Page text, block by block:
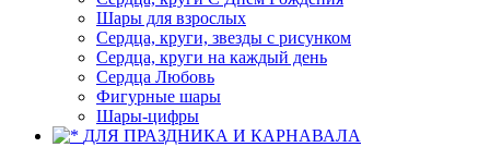
Шары для взрослых
Сердца, круги, звезды с рисунком
Сердца, круги на каждый день
Сердца Любовь
Фигурные шары
Шары-цифры
ДЛЯ ПРАЗДНИКА И КАРНАВАЛА